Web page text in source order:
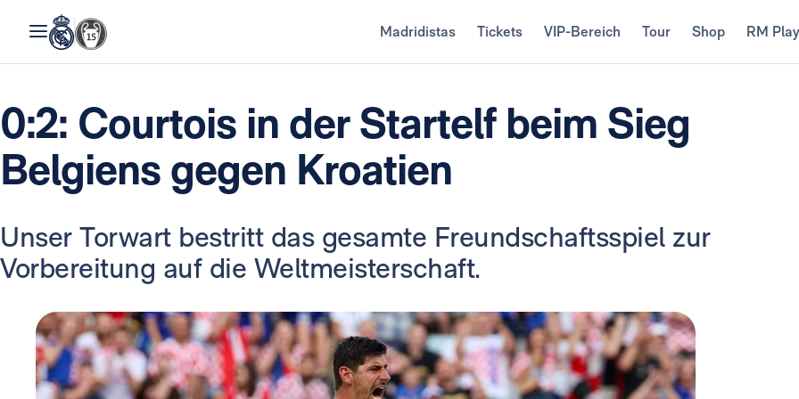
Madridistas Tickets VIP-Bereich Tour Shop RM Play
0:2: Courtois in der Startelf beim Sieg
Belgiens gegen Kroatien
Unser Torwart bestritt das gesamte Freundschaftsspiel zur
Vorbereitung auf die Weltmeisterschaft.